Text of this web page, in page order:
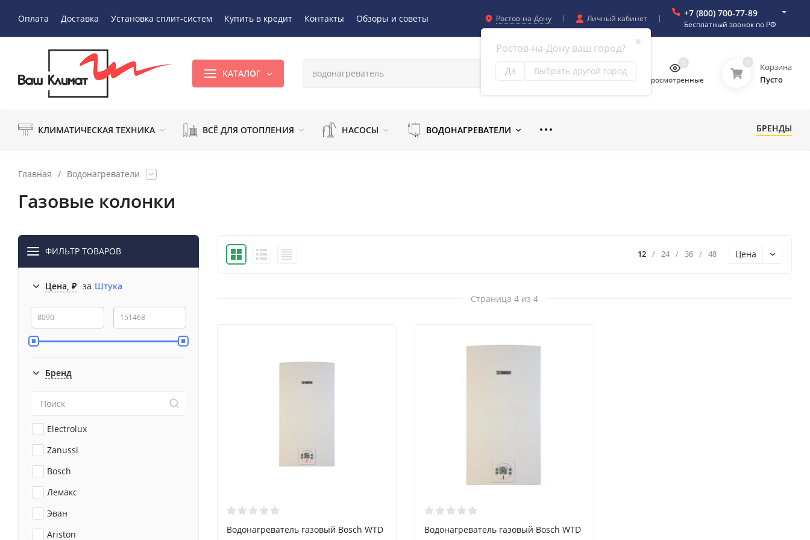
Оплата Доставка Установка сплит-систем Купить в кредит Контакты Обзоры и советы Ростов-на-Дону
✖
Ростов-на-Дону ваш город?
Да Выбрать другой город
Личный кабинет +7 (800) 700-77-89
Бесплатный звонок по РФ
КАТАЛОГ
Просмотренные
0 0
Корзина
Пусто
КЛИМАТИЧЕСКАЯ ТЕХНИКА ВСЁ ДЛЯ ОТОПЛЕНИЯ НАСОСЫ ВОДОНАГРЕВАТЕЛИ БРЕНДЫ
Главная / Водонагреватели
Газовые колонки
ФИЛЬТР ТОВАРОВ
Цена, ₽ за Штука
Бренд
Electrolux
Zanussi
Bosch
Лемакс
Эван
Ariston
12 / 24 / 36 / 48 Цена
Страница 4 из 4
Водонагреватель газовый Bosch WTD
Водонагреватель газовый Bosch WTD